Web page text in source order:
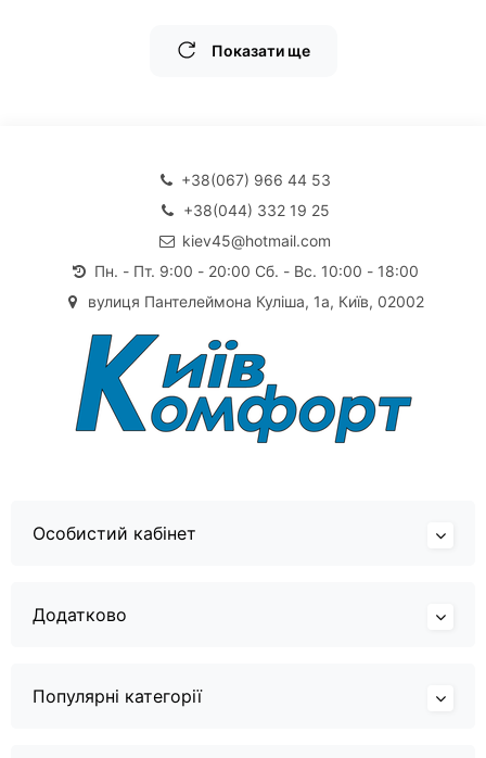
Показати ще
+38(067) 966 44 53
+38(044) 332 19 25
kiev45@hotmail.com
Пн. - Пт. 9:00 - 20:00 Сб. - Вс. 10:00 - 18:00
вулиця Пантелеймона Куліша, 1а, Київ, 02002
Особистий кабінет
Додатково
Популярні категорії